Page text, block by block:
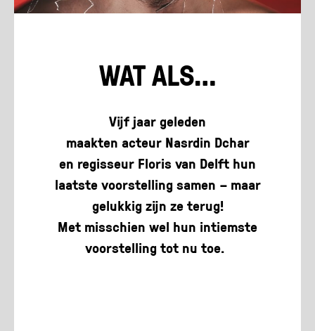
WAT ALS…
Vijf jaar geleden
maakten acteur Nasrdin Dchar
en regisseur Floris van Delft hun
laatstevoorstellingsamen –maar
gelukkigzijn zeterug!
Met misschien wel hun intiemste
voorstellingtot nu toe.